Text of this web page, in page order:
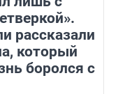
рассказали
который
боролся с